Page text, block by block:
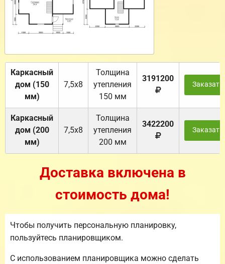
Каркасный
дом (150
мм)
7,5х8
Толщина
утепления
150 мм
3191200
Заказать
Каркасный
дом (200
мм)
7,5х8
Толщина
утепления
200 мм
3422200
Заказать
Доставка включена в
стоимость дома!
Чтобы получить персональную планировку,
пользуйтесь планировщиком.
С использованием планировщика можно сделать